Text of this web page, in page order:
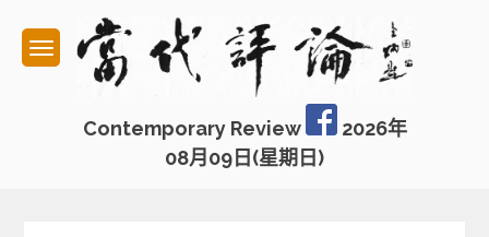
content
Contemporary Review
2026年
08月09日(星期日)